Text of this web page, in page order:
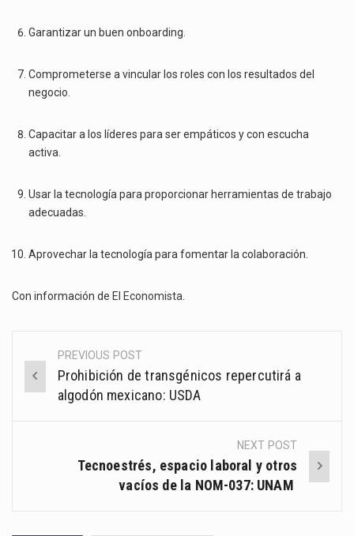
Garantizar un buen onboarding.
Comprometerse a vincular los roles con los resultados del
negocio.
Capacitar a los líderes para ser empáticos y con escucha
activa.
Usar la tecnología para proporcionar herramientas de trabajo
adecuadas.
Aprovechar la tecnología para fomentar la colaboración.
Con información de El Economista
Post
navigation
PREVIOUS POST
Prohibición de transgénicos repercutirá a
algodón mexicano: USDA
NEXT POST
Tecnoestrés, espacio laboral y otros
vacíos de la NOM-037: UNAM